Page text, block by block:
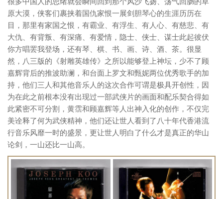
原大漠，侠客们裹挟着国仇家恨一展剑胆琴心的生涯历历在
目，那里有家国之恨，有霸业、有浮生、有人心、有慈悲、有
大仇、有背叛、有深痛、有爱情，隐士、侠士、谋士此起彼伏
你方唱罢我登场，还有琴、棋、书、画、诗、酒、茶。很显
然，八三版的《射雕英雄传》之所以能够登上神坛，少不了顾
嘉辉背后的推波助澜，和台面上罗文和甄妮两位优秀歌手的加
持，他们三人和其他音乐人的这次合作可谓是极具开创性，因
为在此之前根本没有出现过一部武侠片的画面和配乐契合得如
此紧密不可分割，黄霑和顾嘉辉等人出神入化的创作，不仅完
美诠释了何为武侠精神，他们还让世人看到了八十年代香港流
行音乐风靡一时的盛景，更让世人明白了什么才是真正的华山
论剑，一山还比一山高。